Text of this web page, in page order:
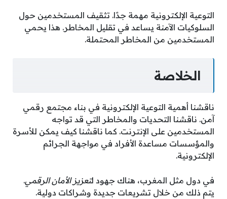
التوعية الإلكترونية مهمة جدًا. تثقيف المستخدمين حول
السلوكيات الآمنة يساعد في تقليل المخاطر. هذا يحمي
المستخدمين من المخاطر المحتملة.
الخلاصة
ناقشنا أهمية التوعية الإلكترونية في بناء مجتمع رقمي
آمن. ناقشنا التحديات والمخاطر التي قد تواجه
المستخدمين على الإنترنت. كما ناقشنا كيف يمكن للأسرة
والمؤسسات مساعدة الأفراد في مواجهة الجرائم
الإلكترونية.
في دول مثل المغرب، هناك جهود لتعزيز الأمان الرقمي.
يتم ذلك من خلال تشريعات جديدة وشراكات دولية.